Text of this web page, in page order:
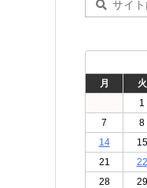
月
火
1
7
8
14
15
21
22
28
29